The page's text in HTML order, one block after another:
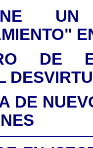
UN
DE
DE